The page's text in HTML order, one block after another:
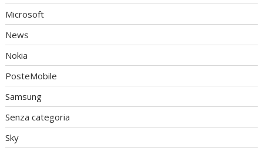
Microsoft
News
Nokia
PosteMobile
Samsung
Senza categoria
Sky